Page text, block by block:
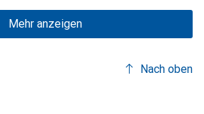
Mehr anzeigen
Nach oben